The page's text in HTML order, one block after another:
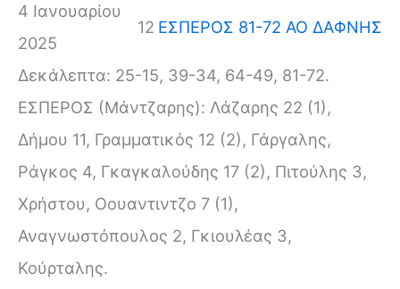
4 Ιανουαρίου
2025
12 ΕΣΠΕΡΟΣ 81-72 ΑΟ ΔΑΦΝΗΣ
Δεκάλεπτα: 25-15, 39-34, 64-49, 81-72.
ΕΣΠΕΡΟΣ (Μάντζαρης): Λάζαρης 22 (1),
Δήμου 11, Γραμματικός 12 (2), Γάργαλης,
Ράγκος 4, Γκαγκαλούδης 17 (2), Πιτούλης 3,
Χρήστου, Οουαντιντζο 7 (1),
Αναγνωστόπουλος 2, Γκιουλέας 3,
Κούρταλης.